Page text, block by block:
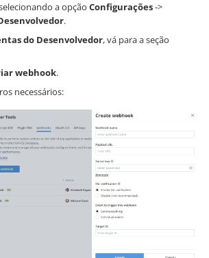
a opção Configurações->
.
do Desenvolvedor, vá para a seção
webhook.
necessários: